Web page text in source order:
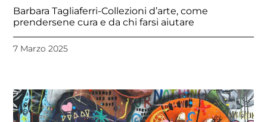
Barbara Tagliaferri-Collezioni d’arte, come
prendersene cura e da chi farsi aiutare
7 Marzo 2025